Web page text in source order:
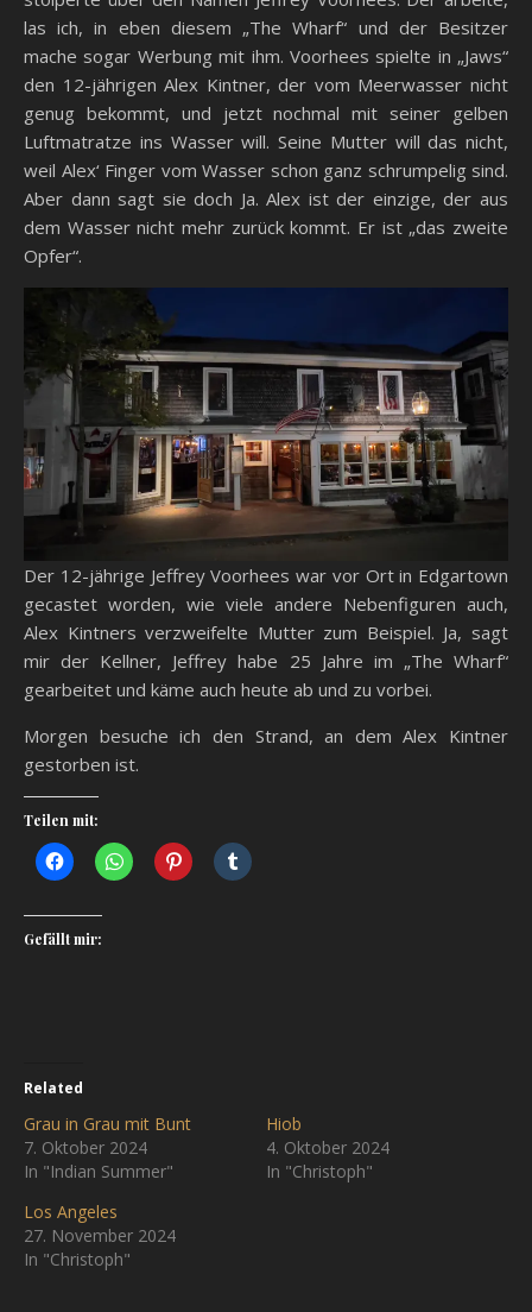
las ich, in eben diesem „The Wharf“ und der Besitzer
mache sogar Werbung mit ihm. Voorhees spielte in „Jaws“
den 12-jährigen Alex Kintner, der vom Meerwasser nicht
genug bekommt, und jetzt nochmal mit seiner gelben
Luftmatratze ins Wasser will. Seine Mutter will das nicht,
weil Alex‘ Finger vom Wasser schon ganz schrumpelig sind.
Aber dann sagt sie doch Ja. Alex ist der einzige, der aus
dem Wasser nicht mehr zurück kommt. Er ist „das zweite
Opfer“.
Der 12-jährige Jeffrey Voorhees war vor Ort in Edgartown
gecastet worden, wie viele andere Nebenfiguren auch,
Alex Kintners verzweifelte Mutter zum Beispiel. Ja, sagt
mir der Kellner, Jeffrey habe 25 Jahre im „The Wharf“
gearbeitet und käme auch heute ab und zu vorbei.
Morgen besuche ich den Strand, an dem Alex Kintner
gestorben ist.
Teilen mit:
Gefällt mir:
Related
Grau in Grau mit Bunt
7. Oktober 2024
In "Indian Summer"
Hiob
4. Oktober 2024
In "Christoph"
Los Angeles
27. November 2024
In "Christoph"